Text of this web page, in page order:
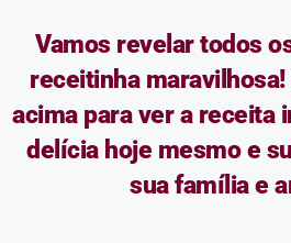
Vamos revelar todos
receitinha
acima para ver a receita
delícia hoje mesmo e
sua família e